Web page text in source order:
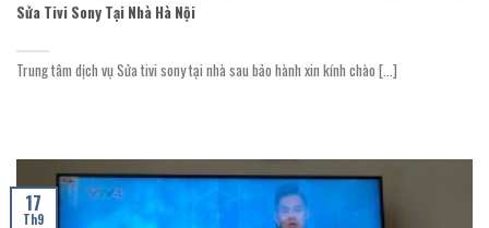
Sửa Tivi Sony Tại Nhà Hà Nội
Trung tâm dịch vụ Sửa tivi sony tại nhà sau bảo hành xin kính chào [...]
17
Th9